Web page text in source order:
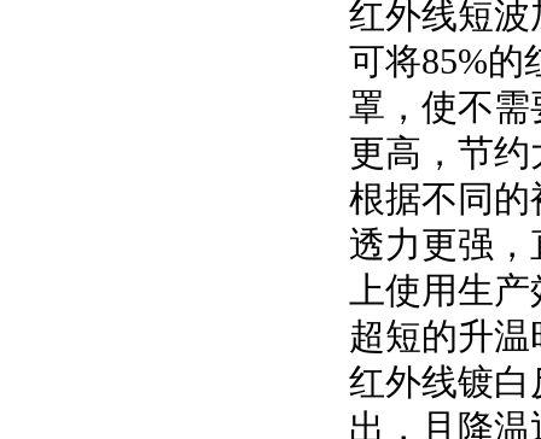
红外线短
可将85%的
罩，使不
更高，节
根据不同
透力更强
上使用生
超短的升
红外线镀白
出，且降